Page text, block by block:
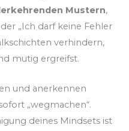
Mustern,
„Ich darf keine Fehler
verhindern,
mutig ergreifst.
und anerkennen
„wegmachen“.
deines Mindsets ist